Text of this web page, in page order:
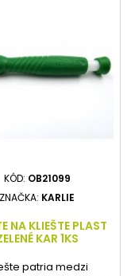
KÓD: OB21099
ZNAČKA: KARLIE
NA KLIEŠTE PLAST
KAR 1KS
patria medzi